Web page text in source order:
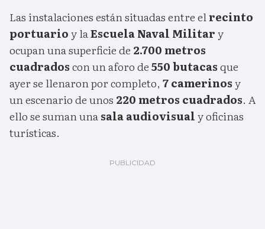
Las instalaciones están situadas entre elrecinto
portuarioy laEscuela Naval Military
ocupan una superficie de 2.700 metros
cuadradoscon un aforo de550 butacasque
ayer se llenaron por completo, 7 camerinosy
un escenario de unos 220 metros cuadrados. A
ello se suman unasala audiovisualy oficinas
turísticas.